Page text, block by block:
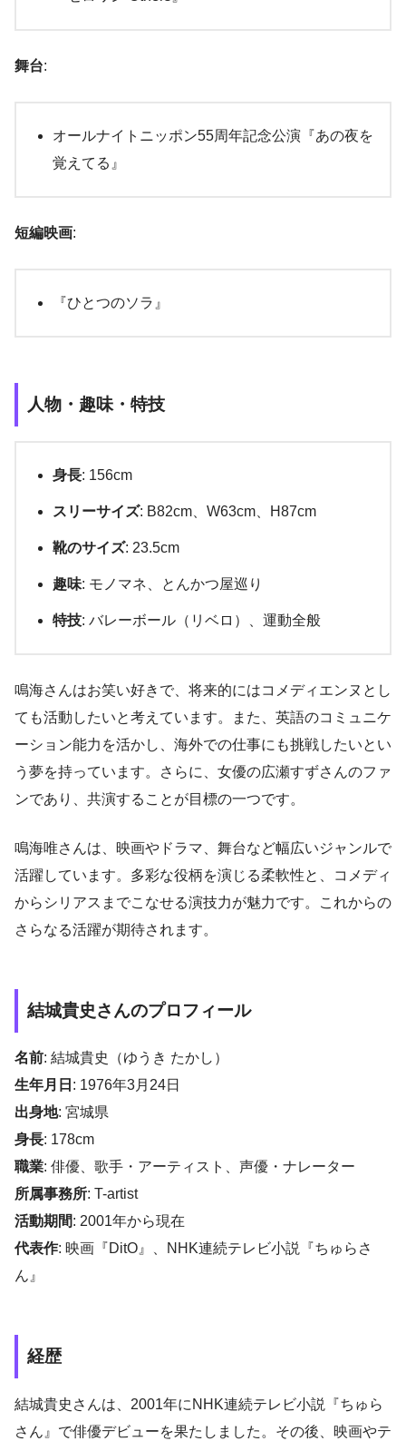
舞台:
オールナイトニッポン55周年記念公演『あの夜を
覚えてる』
短編映画:
『ひとつのソラ』
人物・趣味・特技
身長: 156cm
スリーサイズ: B82cm、W63cm、H87cm
靴のサイズ: 23.5cm
趣味: モノマネ、とんかつ屋巡り
特技: バレーボール（リベロ）、運動全般
鳴海さんはお笑い好きで、将来的にはコメディエンヌとし
ても活動したいと考えています。また、英語のコミュニケ
ーション能力を活かし、海外での仕事にも挑戦したいとい
う夢を持っています。さらに、女優の広瀬すずさんのファ
ンであり、共演することが目標の一つです。
鳴海唯さんは、映画やドラマ、舞台など幅広いジャンルで
活躍しています。多彩な役柄を演じる柔軟性と、コメディ
からシリアスまでこなせる演技力が魅力です。これからの
さらなる活躍が期待されます。
結城貴史さんのプロフィール
名前: 結城貴史（ゆうき たかし）
生年月日 : 1976年3月24日
出身地: 宮城県
身長: 178cm
職業: 俳優、歌手・アーティスト、声優・ナレーター
所属事務所: T-artist
活動期間: 2001年から現在
代表作: 映画『DitO』、NHK連続テレビ小説『ちゅらさ
ん』
経歴
結城貴史さんは、2001年にNHK連続テレビ小説『ちゅら
さん』で俳優デビューを果たしました。その後、映画やテ